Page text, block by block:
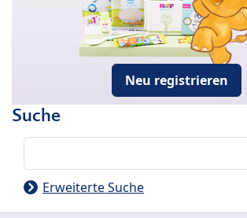
Neu registrieren
Suche
Erweiterte Suche